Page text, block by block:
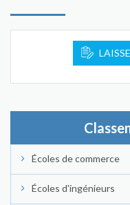
Écoles de commerce
Écoles d'ingénieurs